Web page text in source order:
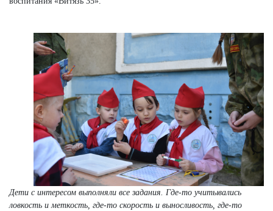
Дети с интересом выполняли все задания. Где-то учитывались
ловкость и меткость, где-то скорость и выносливость, где-то